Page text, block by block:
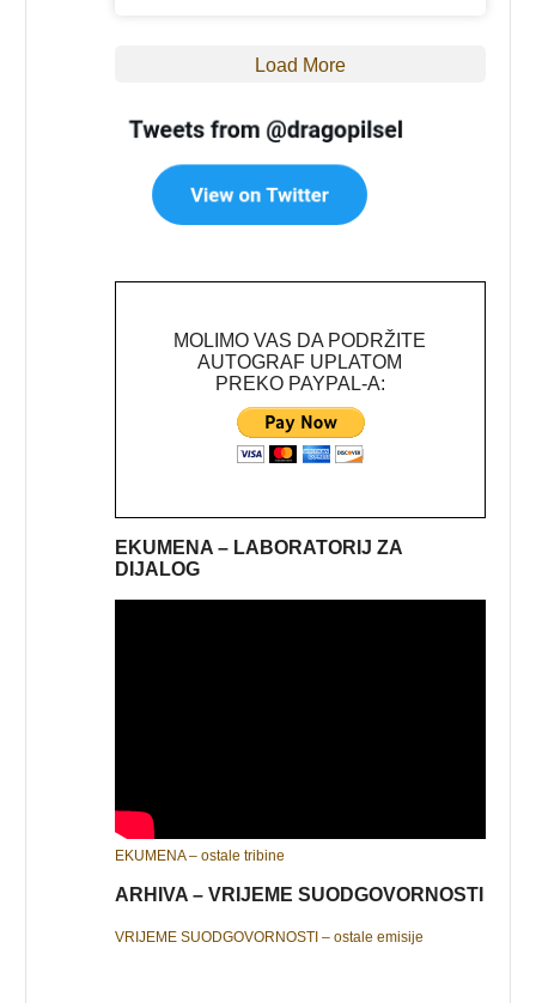
Load More
MOLIMO VAS DA PODRŽITE
AUTOGRAF UPLATOM
PREKO PAYPAL-A:
EKUMENA – LABORATORIJ ZA
DIJALOG
EKUMENA – ostale tribine
ARHIVA – VRIJEME SUODGOVORNOSTI
VRIJEME SUODGOVORNOSTI – ostale emisije